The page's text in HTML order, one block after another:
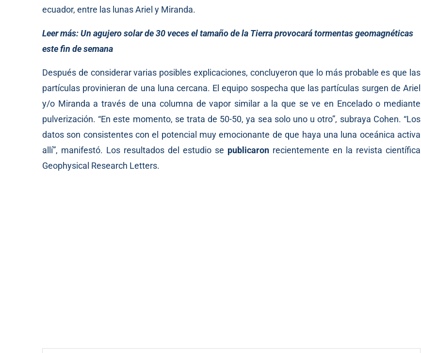
ecuador, entre las lunas Ariel y Miranda.
Leer más:Un agujero solar de 30 veces el tamaño de la Tierra provocará tormentas geomagnéticas
este fin de semana
Después de considerar varias posibles explicaciones, concluyeron que lo más probable es que las
partículas provinieran de una luna cercana. El equipo sospecha que las partículas surgen de Ariel
y/o Miranda a través de una columna de vapor similar a la que se ve en Encelado o mediante
pulverización. “En este momento, se trata de 50-50, ya sea solo uno u otro”, subraya Cohen. “Los
datos son consistentes con el potencial muy emocionante de que haya una luna oceánica activa
allí”, manifestó. Los resultados del estudio se publicaron recientemente en la revista científica
Geophysical Research Letters.